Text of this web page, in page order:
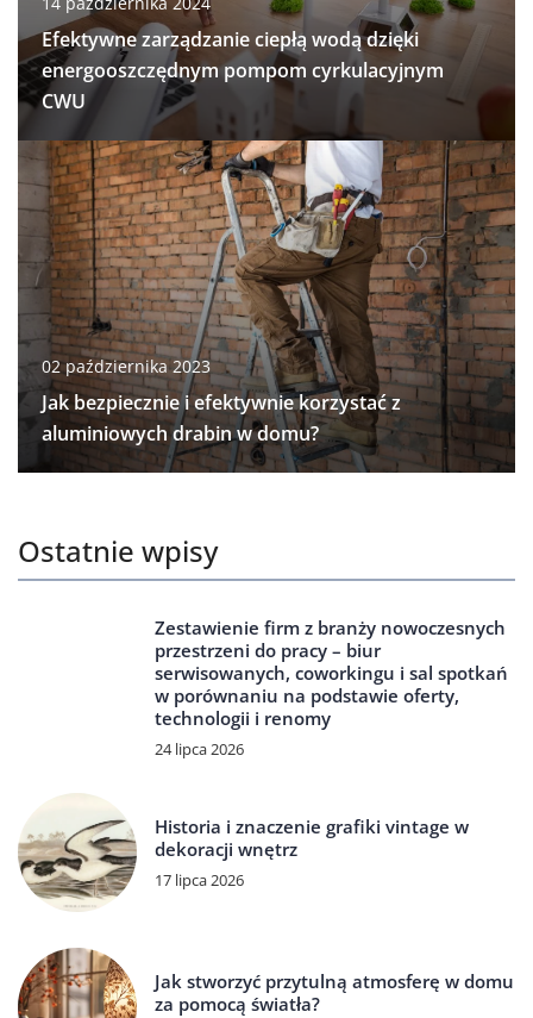
Efektywne zarządzanie ciepłą wodą dzięki
energooszczędnym pompom cyrkulacyjnym
CWU
02 października 2023
Jak bezpiecznie i efektywnie korzystać z
aluminiowych drabin w domu?
Ostatnie wpisy
Zestawienie firm z branży nowoczesnych
przestrzeni do pracy – biur
serwisowanych, coworkingu i sal spotkań
w porównaniu na podstawie oferty,
technologii i renomy
24 lipca 2026
Historia i znaczenie grafiki vintage w
dekoracji wnętrz
17 lipca 2026
Jak stworzyć przytulną atmosferę w domu
za pomocą światła?